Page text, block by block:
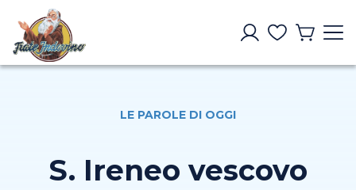
LE PAROLE DI OGGI
S. Ireneo vescovo